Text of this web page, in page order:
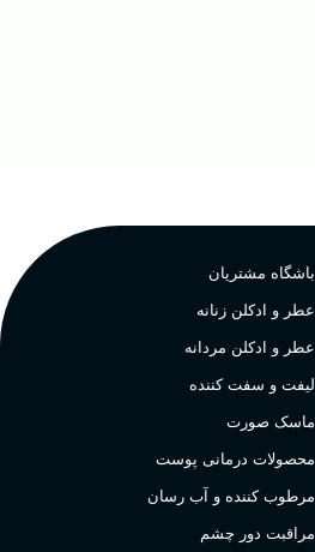
میوه‌ها و مرکبات، وانیل،باشگاه مشتریان
عطر و ادکلن زنانه
عطر و ادکلن مردانه
لیفت و سفت کننده
ماسک صورت
محصولات درمانی پوست
مرطوب کننده و آب رسان
مراقبت دور چشم